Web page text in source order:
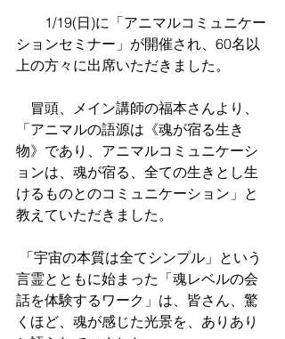
1/19(日)に「アニマルコミュニケー
ションセミナー」が開催され、60名以
上の方々に出席いただきました。
冒頭、メイン講師の福本さんより、
「アニマルの語源は《魂が宿る生き
物》であり、アニマルコミュニケーシ
ョンは、魂が宿る、全ての生きとし生
けるものとのコミュニケーション」と
教えていただきました。
「宇宙の本質は全てシンプル」という
言霊とともに始まった「魂レベルの会
話を体験するワーク」は、皆さん、驚
くほど、魂が感じた光景を、ありあり